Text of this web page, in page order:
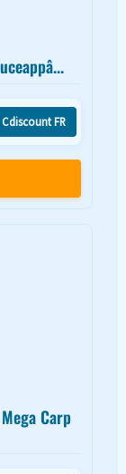
Cdiscount FR
Carp